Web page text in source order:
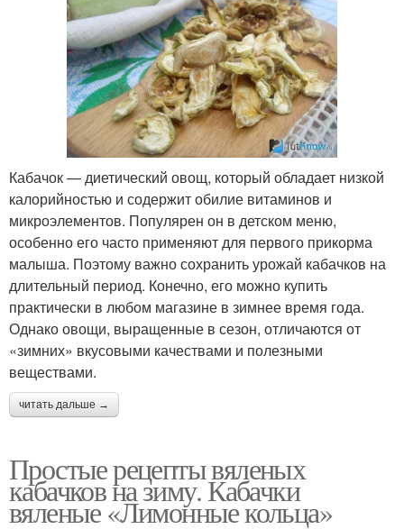
Кабачок — диетический овощ, который обладает низкой
калорийностью и содержит обилие витаминов и
микроэлементов. Популярен он в детском меню,
особенно его часто применяют для первого прикорма
малыша. Поэтому важно сохранить урожай кабачков на
длительный период. Конечно, его можно купить
практически в любом магазине в зимнее время года.
Однако овощи, выращенные в сезон, отличаются от
«зимних» вкусовыми качествами и полезными
веществами.
читать дальше →
Простые рецепты вяленых
кабачков на зиму. Кабачки
вяленые «Лимонные кольца»